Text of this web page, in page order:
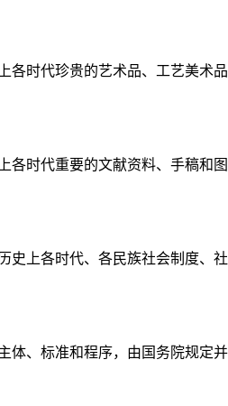
各时代珍贵的艺术品、工艺美术品
各时代重要的文献资料、手稿和图
史上各时代、各民族社会制度、
体、标准和程序，由国务院规定并